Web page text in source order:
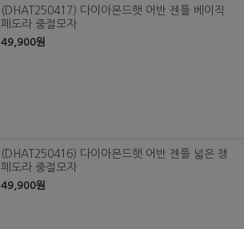
(DHAT250417) 다이아몬드햇 어반 젠틀 베이직
페도라 중절모자
49,900원
(DHAT250416) 다이아몬드햇 어반 젠틀 넓은 챙
페도라 중절모자
49,900원